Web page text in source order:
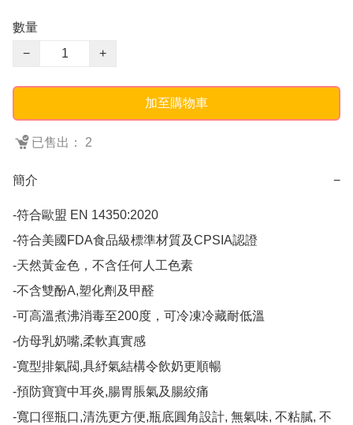
數量
−
+
加至購物車
已售出： 2
簡介 −
-符合歐盟 EN 14350:2020
-符合美國FDA食品級標準材質及CPSIA認證
-天然黃金色，不含任何人工色素
-不含雙酚A,塑化劑及甲醛
-可高溫煮沸消毒至200度，可冷凍冷藏耐低溫
-仿母乳奶嘴,柔軟真實感
-寬型排氣閥,具紓氣結構令飲奶更順暢
-預防寶寶中耳炎,腸胃脹氣及腸絞痛
-寬口徑瓶口,清洗更方便,瓶底圓角設計, 無氣味, 不粘膩, 不